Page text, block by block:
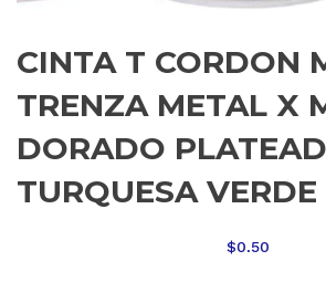
CINTA T CORDON
TRENZA METAL X
DORADO
TURQUESA VERDE
$0.50